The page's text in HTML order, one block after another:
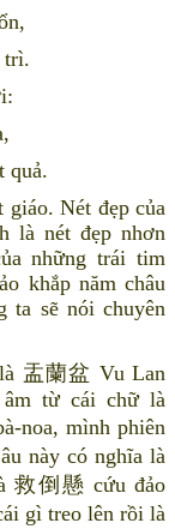
trì.
quả.
Nét đẹp của
là nét đẹp nhơn
những trái tim
khắp năm châu
ta sẽ nói chuyên
盂蘭盆 Vu Lan
từ cái chữ là
noa, mình phiên
này có nghĩa là
救倒懸 cứu đảo
gì treo lên rồi là